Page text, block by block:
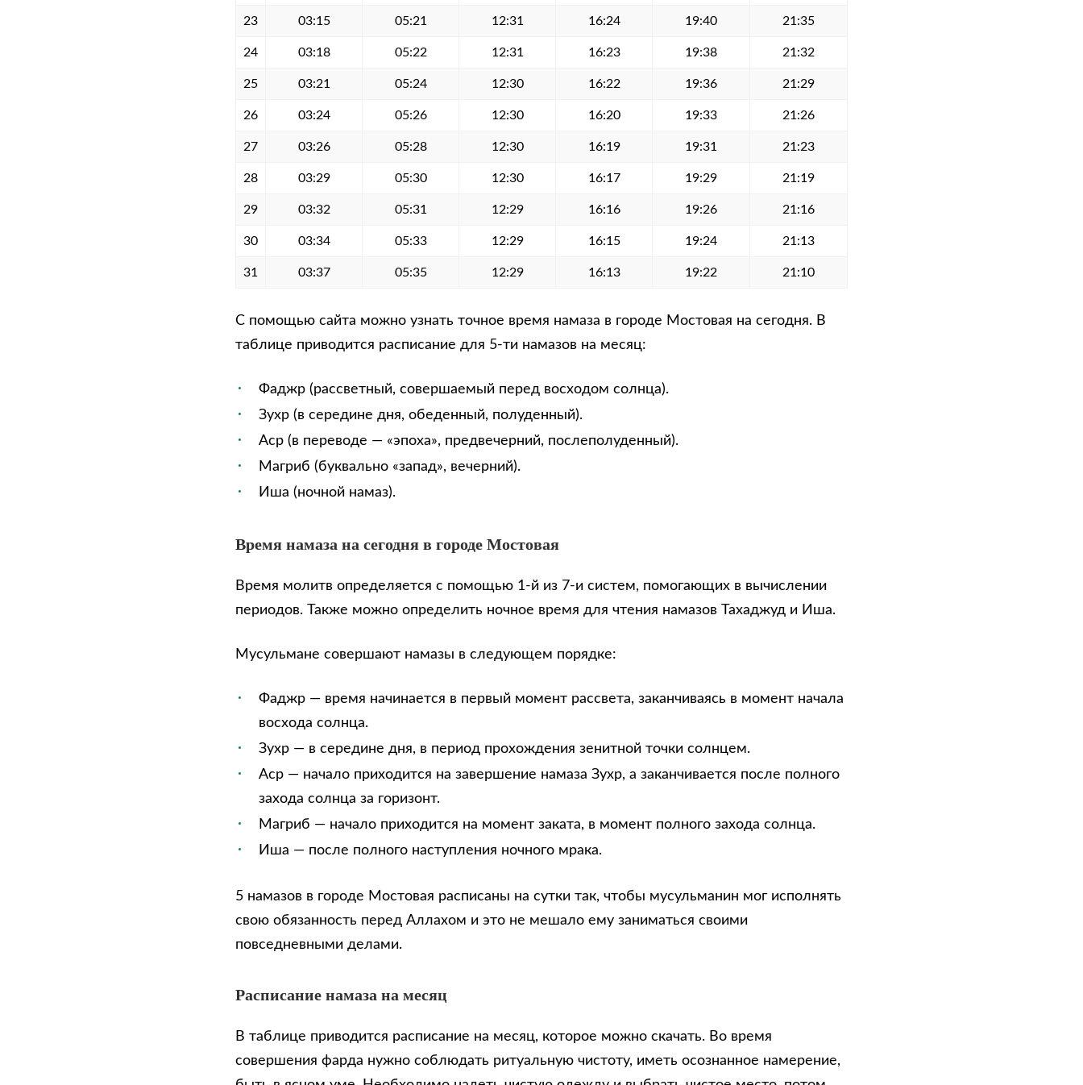
23 03:15 05:21 12:31 16:24 19:40 21:35
24 03:18 05:22 12:31 16:23 19:38 21:32
25 03:21 05:24 12:30 16:22 19:36 21:29
26 03:24 05:26 12:30 16:20 19:33 21:26
27 03:26 05:28 12:30 16:19 19:31 21:23
28 03:29 05:30 12:30 16:17 19:29 21:19
29 03:32 05:31 12:29 16:16 19:26 21:16
30 03:34 05:33 12:29 16:15 19:24 21:13
31 03:37 05:35 12:29 16:13 19:22 21:10
С помощью сайта можно узнать точное время намаза в городе Мостовая на сегодня. В
таблице приводится расписание для 5-ти намазов на месяц:
Фаджр (рассветный, совершаемый перед восходом солнца).
Зухр (в середине дня, обеденный, полуденный).
Аср (в переводе — «эпоха», предвечерний, послеполуденный).
Магриб (буквально «запад», вечерний).
Иша (ночной намаз).
Время намаза на сегодня в городе Мостовая
Время молитв определяется с помощью 1-й из 7-и систем, помогающих в вычислении
периодов. Также можно определить ночное время для чтения намазов Тахаджуд и Иша.
Мусульмане совершают намазы в следующем порядке:
Фаджр — время начинается в первый момент рассвета, заканчиваясь в момент начала
восхода солнца.
Зухр — в середине дня, в период прохождения зенитной точки солнцем.
Аср — начало приходится на завершение намаза Зухр, а заканчивается после полного
захода солнца за горизонт.
Магриб — начало приходится на момент заката, в момент полного захода солнца.
Иша — после полного наступления ночного мрака.
5 намазов в городе Мостовая расписаны на сутки так, чтобы мусульманин мог исполнять
свою обязанность перед Аллахом и это не мешало ему заниматься своими
повседневными делами.
Расписание намаза на месяц
В таблице приводится расписание на месяц, которое можно скачать. Во время
совершения фарда нужно соблюдать ритуальную чистоту, иметь осознанное намерение,